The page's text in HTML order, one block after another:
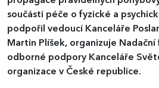
součásti péče o fyzické a
podpořil vedoucí Kanceláře
Martin Plíšek, organizuje Nadační
odborné podpory Kanceláře
organizace v České republice.